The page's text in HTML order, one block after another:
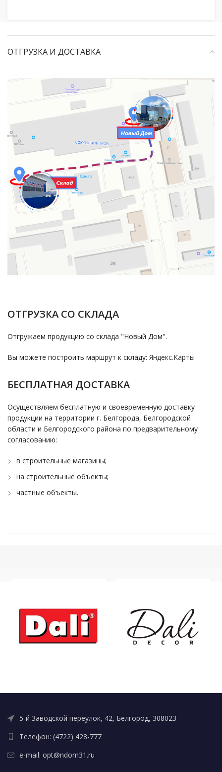
ОТГРУЗКА И ДОСТАВКА
ОТГРУЗКА СО СКЛАДА
Отгружаем продукцию со склада "Новый Дом".
Вы можете построить маршрут к складу: Яндекс.Карты
БЕСПЛАТНАЯ ДОСТАВКА
Осуществляем бесплатную и своевременную доставку
продукции на территории г. Белгорода, Белгородской
области и Белгородского района по предварительному
согласованию:
в строительные магазины;
на строительные объекты;
частные объекты.
5-й Заводской переулок, 42, Белгород, 308023
Телефон: (4722) 428-777
e-mail: opt@ndom31.ru